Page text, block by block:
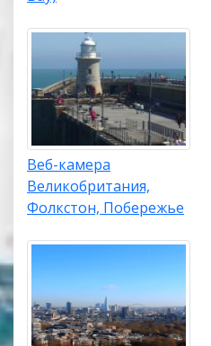
Веб-камера
Великобритания,
Фолкстон, Побережье